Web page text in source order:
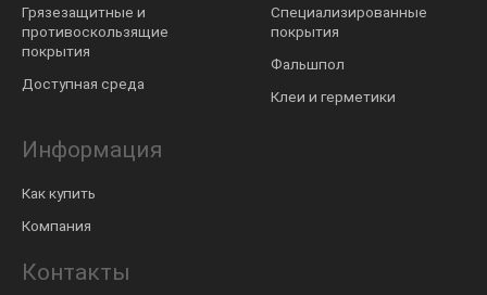
Грязезащитные и
противоскользящие
покрытия
Доступная среда
Специализированные
покрытия
Фальшпол
Клеи и герметики
Информация
Как купить
Компания
Контакты